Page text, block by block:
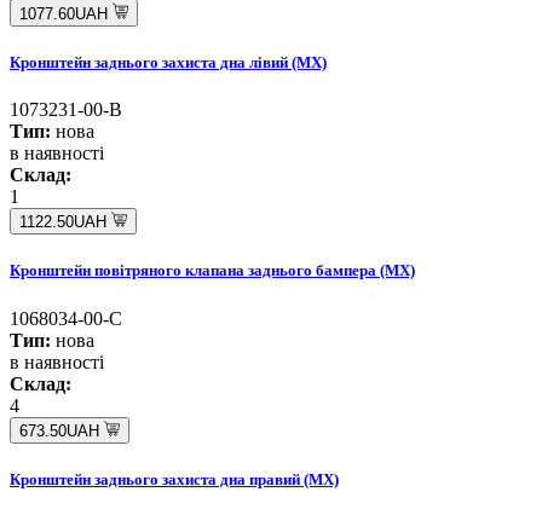
1077.60UAH
Кронштейн заднього захиста дна лівий (MX)
1073231-00-B
Тип: нова
в наявності
Склад:
1
1122.50UAH
Кронштейн повітряного клапана заднього бампера (MX)
1068034-00-C
Тип: нова
в наявності
Склад:
4
673.50UAH
Кронштейн заднього захиста дна правий (MX)